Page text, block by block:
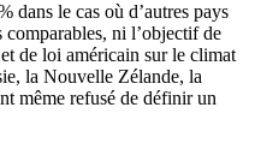
dans le cas où d’autres pays
comparables, ni l’objectif de
de loi américain sur le climat
la Nouvelle Zélande, la
même refusé de définir un